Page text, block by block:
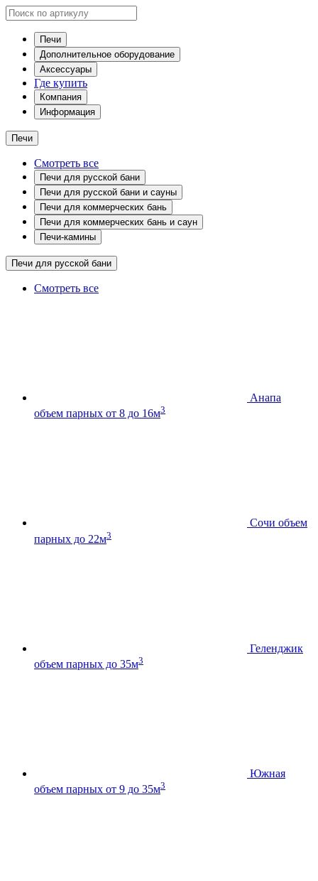
Печи
Дополнительное оборудование
Аксессуары
Где купить
Компания
Информация
Печи
Смотреть все
Печи для русской бани
Печи для русской бани и сауны
Печи для коммерческих бань
Печи для коммерческих бань и саун
Печи-камины
Печи для русской бани
Смотреть все
Анапа
объем парных от 8 до 16м3
Сочи объем
парных до 22м3
Геленджик
объем парных до 35м3
Южная
объем парных от 9 до 35м3